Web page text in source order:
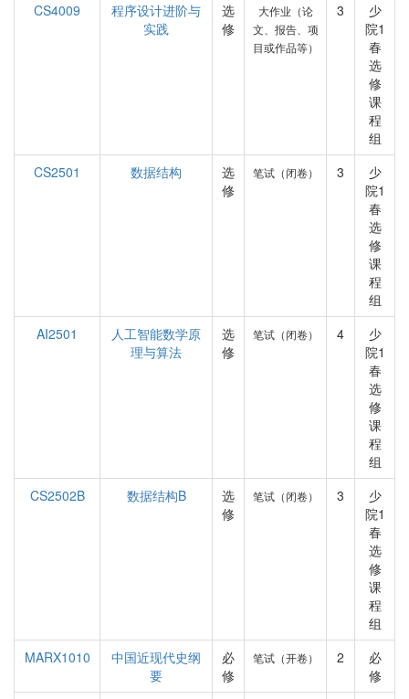
CS4009
程序设计进阶与
实践
选
修
大作业（论
文、报告、项
目或作品等）
3
少
院1
春
选
修
课
程
组
CS2501
数据结构
选
修
笔试（闭卷） 3
少
院1
春
选
修
课
程
组
AI2501
人工智能数学原
理与算法
选
修
笔试（闭卷） 4
少
院1
春
选
修
课
程
组
CS2502B
数据结构B
选
修
笔试（闭卷） 3
少
院1
春
选
修
课
程
组
MARX1010
中国近现代史纲
要
必
修
笔试（开卷） 2
必
修